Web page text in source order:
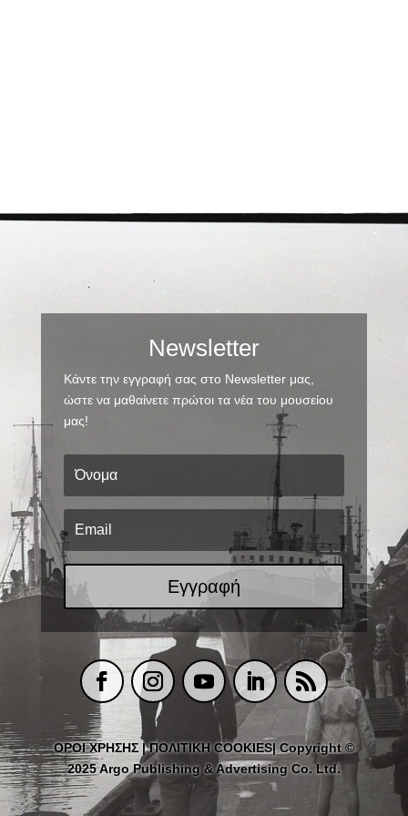
Newsletter
Κάντε την εγγραφή σας στο Newsletter μας,
ώστε να μαθαίνετε πρώτοι τα νέα του μουσείου
μας!
Εγγραφή
ΟΡΟΙ ΧΡΗΣΗΣ|ΠΟΛΙΤΙΚΗ COOKIES| Copyright ©
2025 Argo Publishing & Advertising Co. Ltd.